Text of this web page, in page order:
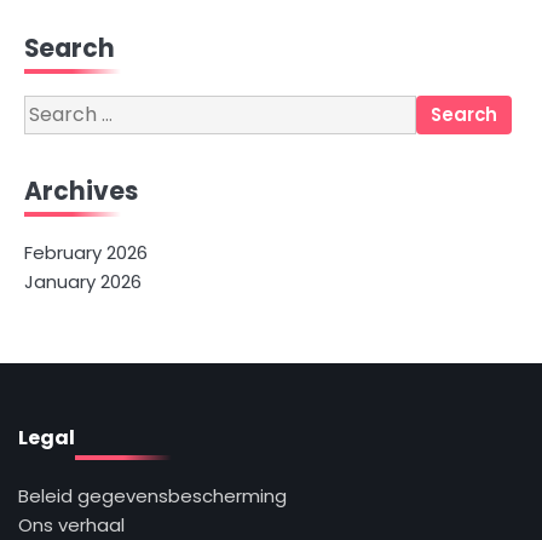
Search
Search
for:
Archives
February 2026
January 2026
Legal
Beleid gegevensbescherming
Ons verhaal